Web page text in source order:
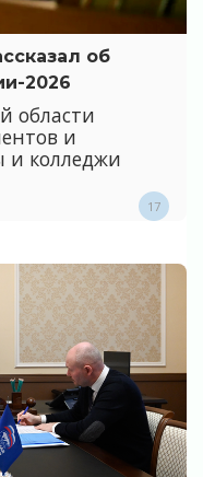
об
2026
области
и
и колледжи
17